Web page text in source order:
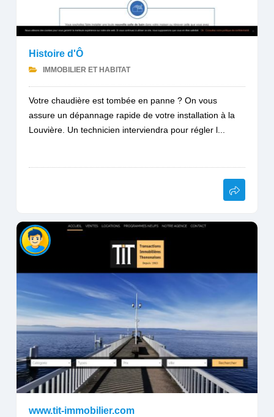
Histoire d'Ô
IMMOBILIER ET HABITAT
Votre chaudière est tombée en panne ? On vous
assure un dépannage rapide de votre installation à la
Louvière. Un technicien interviendra pour régler l...
www.tit-immobilier.com